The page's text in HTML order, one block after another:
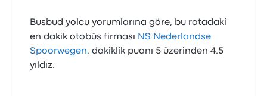
Busbud yolcu yorumlarına göre, bu rotadaki
en dakik otobüs firması NS Nederlandse
Spoorwegen, dakiklik puanı 5 üzerinden 4.5
yıldız.